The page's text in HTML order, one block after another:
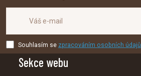
Souhlasím se zpracováním osobních údajů
Sekce webu